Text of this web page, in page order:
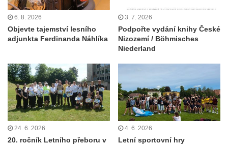
6. 8. 2026
Objevte tajemství lesního
adjunkta Ferdinanda Náhlíka
3. 7. 2026
Podpořte vydání knihy České
Nizozemí / Böhmisches
Niederland
24. 6. 2026
20. ročník Letního přeboru v
4. 6. 2026
Letní sportovní hry